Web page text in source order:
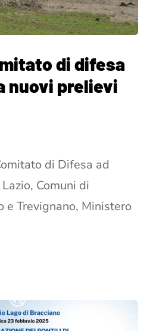
di difesa
nuovi prelievi
di Difesa ad
Comuni di
e Trevignano, Ministero